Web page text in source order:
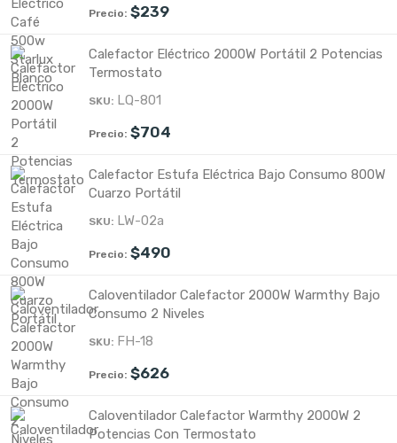
$239
Calefactor Eléctrico 2000W Portátil 2 Potencias
Termostato
LQ-801
$704
Calefactor Estufa Eléctrica Bajo Consumo 800W
Cuarzo Portátil
LW-02a
$490
Caloventilador Calefactor 2000W Warmthy Bajo
Consumo 2 Niveles
FH-18
$626
Caloventilador Calefactor Warmthy 2000W 2
Potencias Con Termostato